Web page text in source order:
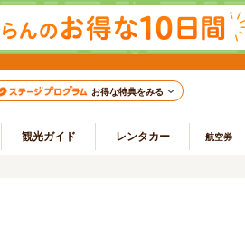
お得な特典をみる
観光ガイド レンタカー 航空券